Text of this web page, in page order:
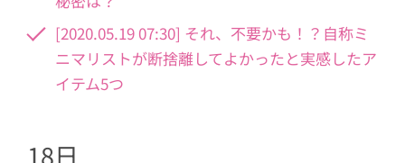
[2020.05.19 07:30] それ、不要かも！？自称ミ
ニマリストが断捨離してよかったと実感したア
イテム5つ
18日